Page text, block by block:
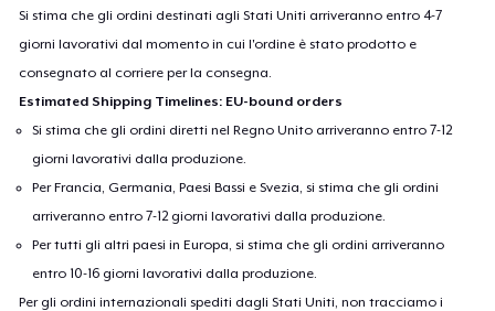
Si stima che gli ordini destinati agli Stati Uniti arriveranno entro 4-7
giorni lavorativi dal momento in cui l'ordine è stato prodotto e
consegnato al corriere per la consegna.
Estimated Shipping Timelines: EU-bound orders
Si stima che gli ordini diretti nel Regno Unito arriveranno entro 7-12
giorni lavorativi dalla produzione.
Per Francia, Germania, Paesi Bassi e Svezia, si stima che gli ordini
arriveranno entro 7-12 giorni lavorativi dalla produzione.
Per tutti gli altri paesi in Europa, si stima che gli ordini arriveranno
entro 10-16 giorni lavorativi dalla produzione.
Per gli ordini internazionali spediti dagli Stati Uniti, non tracciamo i